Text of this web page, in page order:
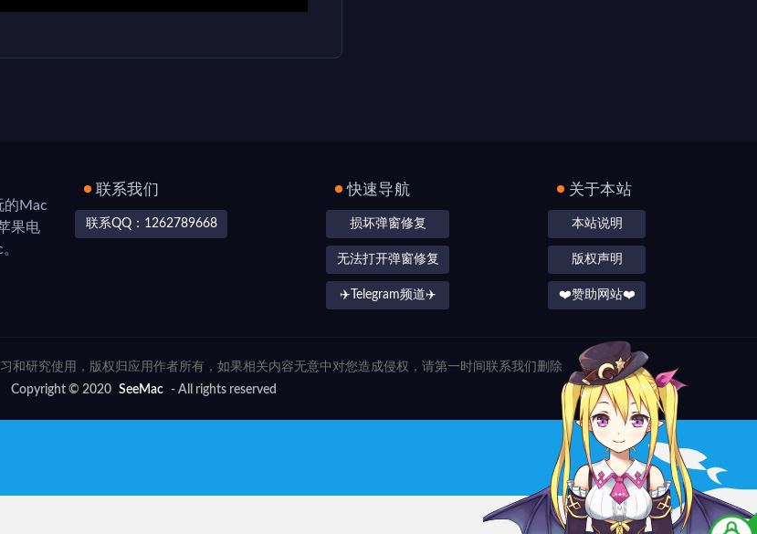
的Mac
果电
联系我们
联系QQ：1262789668
快速导航
损坏弹窗修复
无法打开弹窗修复
✈️Telegram频道✈️
关于本站
本站说明
版权声明
❤️赞助网站❤️
和研究使用，版权归应用作者所有，如果相关内容无意中对您造成侵权，请第一时间联系我们删除
Copyright © 2020 SeeMac - All rights reserved